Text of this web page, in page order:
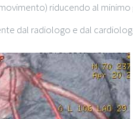
riducendo al
dal radiologo e dal